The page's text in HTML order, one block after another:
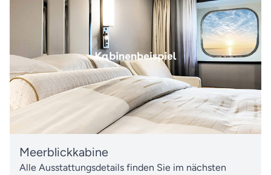
Meerblickkabine
Alle Ausstattungsdetails finden Sie im nächsten